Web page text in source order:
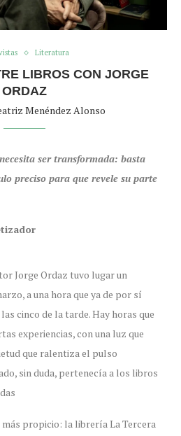
Literatura
LIBROS CON JORGE
ORDAZ
Menéndez Alonso
ser transformada: basta
preciso para que revele su parte
Jorge Ordaz tuvo lugar un
a una hora que ya de por sí
cinco de la tarde. Hay horas que
experiencias, con una luz que
que ralentiza el pulso
sin duda, pertenecía a los libros
propicio: la librería La Tercera